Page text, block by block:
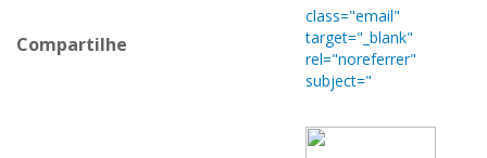
Compartilhe
class="email"
target="_blank"
rel="noreferrer"
subject="